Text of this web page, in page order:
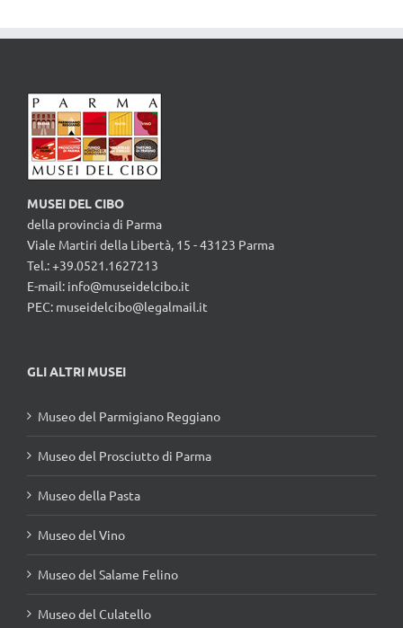
MUSEI DEL CIBO
della provincia di Parma
Viale Martiri della Libertà, 15 - 43123 Parma
Tel.: +39.0521.1627213
E-mail: info@museidelcibo.it
PEC: museidelcibo@legalmail.it
GLI ALTRI MUSEI
Museo del Parmigiano Reggiano
Museo del Prosciutto di Parma
Museo della Pasta
Museo del Vino
Museo del Salame Felino
Museo del Culatello